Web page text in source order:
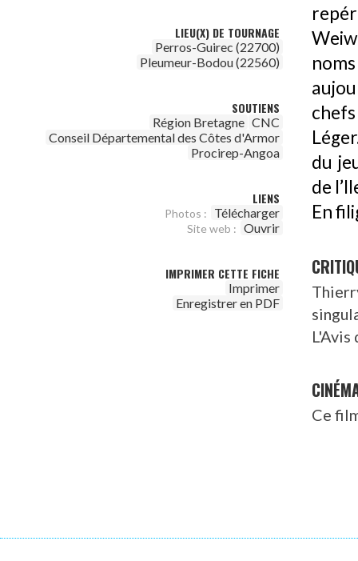
LIEU(X) DE TOURNAGE
Perros-Guirec (22700)
Pleumeur-Bodou (22560)
SOUTIENS
Région Bretagne CNC
Conseil Départemental des Côtes d'Armor
Procirep-Angoa
LIENS
Photos : Télécharger
Site web : Ouvrir
IMPRIMER CETTE FICHE
Imprimer
Enregistrer en PDF
du
de
En
L'Avis
Ce